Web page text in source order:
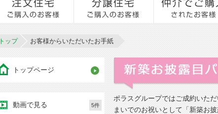
トップ お客様からいただいたお手紙
ポラスグループではご成約いた
まいでのお祝いとして「新築お
トップページ
動画で見る 5件